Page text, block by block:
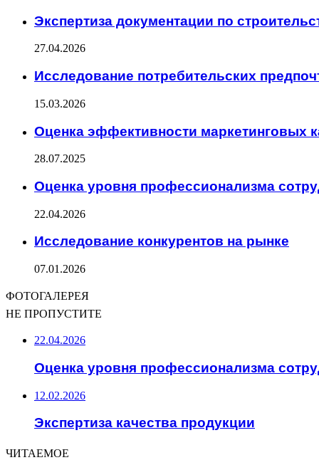
Экспертиза документации по
27.04.2026
Исследование потребительских
15.03.2026
Оценка эффективности маркетинговых
28.07.2025
Оценка уровня профессионализма
22.04.2026
Исследование конкурентов на рынке
07.01.2026
ФОТОГАЛЕРЕЯ
НЕ ПРОПУСТИТЕ
22.04.2026
Оценка уровня профессионализма
12.02.2026
Экспертиза качества продукции
ЧИТАЕМОЕ